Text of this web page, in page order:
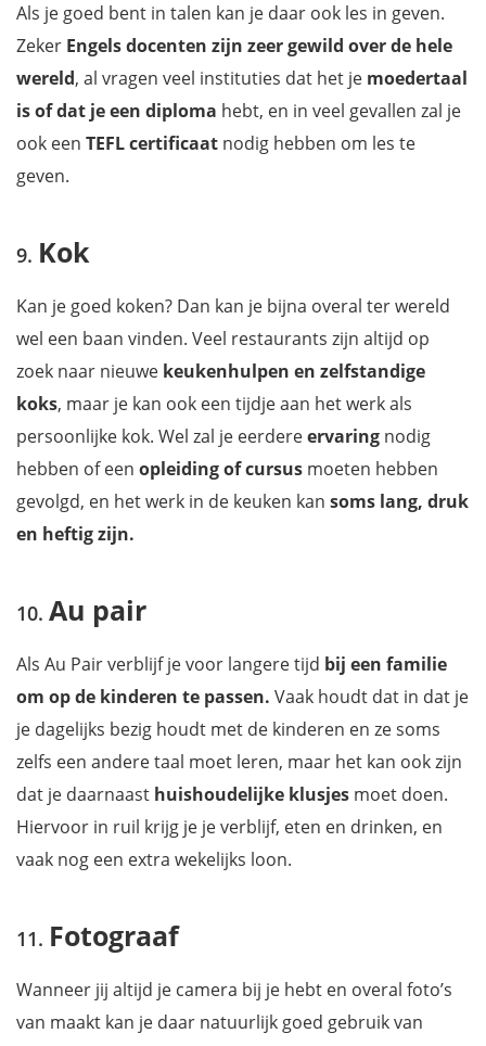
Als je goed bent in talen kan je daar ook les in geven.
Zeker Engels docenten zijn zeer gewild over de hele
wereld, al vragen veel instituties dat het je moedertaal
is of dat je een diploma hebt, en in veel gevallen zal je
ook een TEFL certificaat nodig hebben om les te
geven.
Kok
Kan je goed koken? Dan kan je bijna overal ter wereld
wel een baan vinden. Veel restaurants zijn altijd op
zoek naar nieuwe keukenhulpen en zelfstandige
koks, maar je kan ook een tijdje aan het werk als
persoonlijke kok. Wel zal je eerdereervaring nodig
hebben of een opleiding of cursus moeten hebben
gevolgd, en het werk in de keuken kan soms lang, druk
en heftig zijn.
Au pair
Als Au Pair verblijf je voor langere tijd bij een familie
om op de kinderen te passen. Vaak houdt dat in dat je
je dagelijks bezig houdt met de kinderen en ze soms
zelfs een andere taal moet leren, maar het kan ook zijn
dat je daarnaast huishoudelijke klusjes moet doen.
Hiervoor in ruil krijg je je verblijf, eten en drinken, en
vaak nog een extra wekelijks loon.
Fotograaf
Wanneer jij altijd je camera bij je hebt en overal foto’s
van maakt kan je daar natuurlijk goed gebruik van